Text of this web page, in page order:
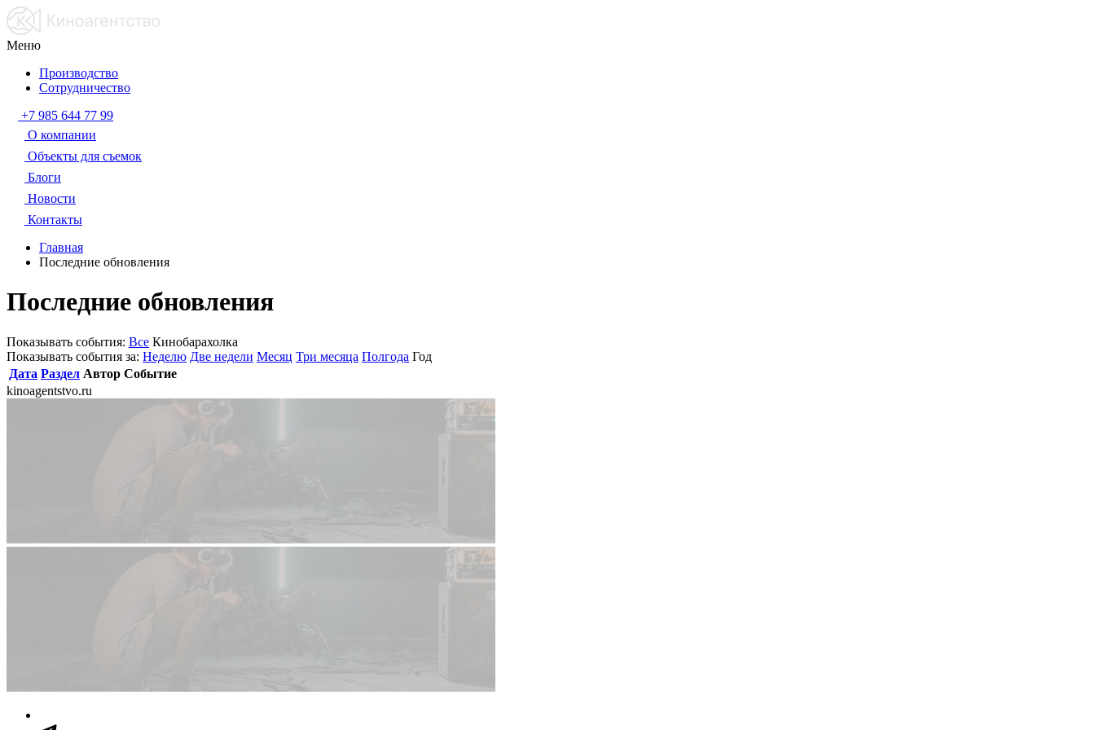
Меню
Производство
Сотрудничество
+7 985 644 77 99
О компании
Объекты для съемок
Блоги
Новости
Контакты
Главная
Последние обновления
Последние обновления
Показывать события: Все Кинобарахолка
Показывать события за: Неделю Две недели Месяц Три месяца Полгода Год
Дата Раздел Автор Событие
kinoagentstvo.ru